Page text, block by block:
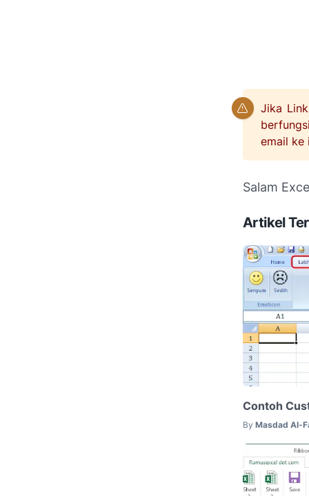
Jika
email ke
Salam
Artikel
Contoh
By Masdad Al-